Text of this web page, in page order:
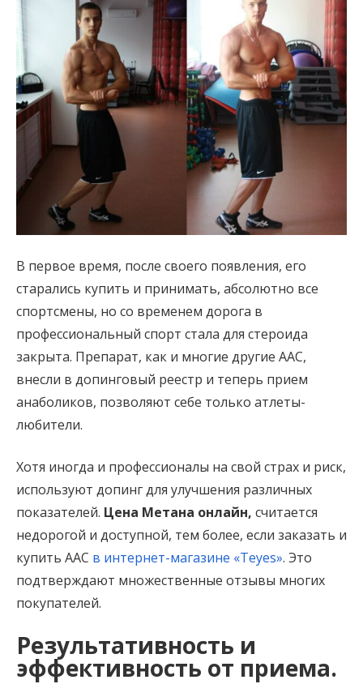
В первое время, после своего появления, его
старались купить и принимать, абсолютно все
спортсмены, но со временем дорога в
профессиональный спорт стала для стероида
закрыта. Препарат, как и многие другие ААС,
внесли в допинговый реестр и теперь прием
анаболиков, позволяют себе только атлеты-
любители.
Хотя иногда и профессионалы на свой страх и риск,
используют допинг для улучшения различных
показателей. Цена Метана онлайн, считается
недорогой и доступной, тем более, если заказать и
купить ААС в интернет-магазине «Teyes». Это
подтверждают множественные отзывы многих
покупателей.
Результативность и
эффективность от приема.